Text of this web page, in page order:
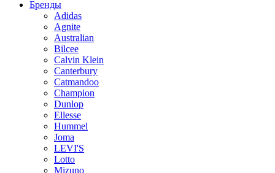
Бренды
Adidas
Agnite
Australian
Bilcee
Calvin Klein
Canterbury
Catmandoo
Champion
Dunlop
Ellesse
Hummel
Joma
LEVI'S
Lotto
Mizuno